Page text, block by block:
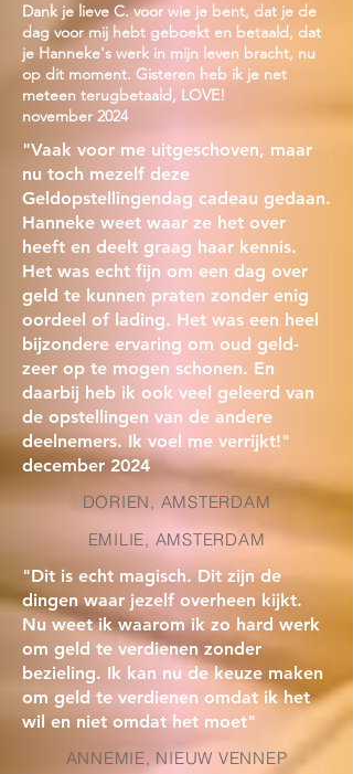
Dank je lieve C. voor wie je bent, dat je de
dag voor mij hebt geboekt en betaald, dat
je Hanneke's werk in mijn leven bracht, nu
op dit moment. Gisteren heb ik je net
meteen terugbetaald, LOVE!
november 2024
"Vaak voor me uitgeschoven, maar
nu toch mezelf deze
Geldopstellingendag cadeau gedaan.
Hanneke weet waar ze het over
heeft en deelt graag haar kennis.
Het was echt fijn om een dag over
geld te kunnen praten zonder enig
oordeel of lading. Het was een heel
bijzondere ervaring om oud geld-
zeer op te mogen schonen. En
daarbij heb ik ook veel geleerd van
de opstellingen van de andere
deelnemers. Ik voel me verrijkt!"
december 2024
DORIEN, AMSTERDAM
EMILIE, AMSTERDAM
"Dit is echt magisch. Dit zijn de
dingen waar jezelf overheen kijkt.
Nu weet ik waarom ik zo hard werk
om geld te verdienen zonder
bezieling. Ik kan nu de keuze maken
om geld te verdienen omdat ik het
wil en niet omdat het moet"
ANNEMIE, NIEUW VENNEP